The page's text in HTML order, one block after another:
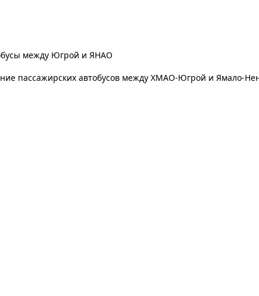
между Югрой и ЯНАО
пассажирских автобусов между ХМАО-Югрой и Ямало-